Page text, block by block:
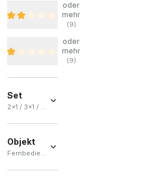
oder
mehr
(9)
oder
mehr
(9)
Set
2x1 / 3x1 / 1x1 / 4x1
3x1
Objekt
Fernbedienung